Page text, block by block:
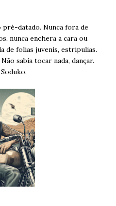
datado. Nunca fora de
nunca enchera a cara ou
de folias juvenis, estripulias.
sabia tocar nada, dançar.